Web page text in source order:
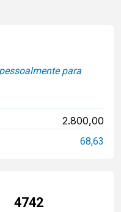
para
2.800,00
68,63
4742